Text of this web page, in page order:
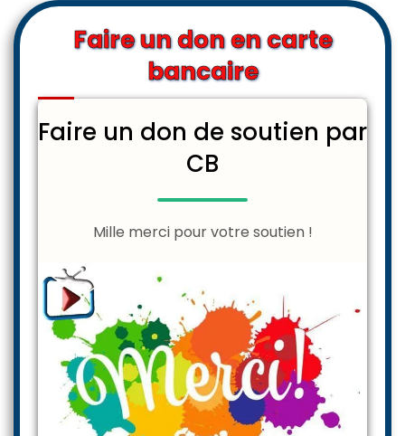
Faire un don en carte
bancaire
Faire un don de soutien par
CB
Mille merci pour votre soutien !